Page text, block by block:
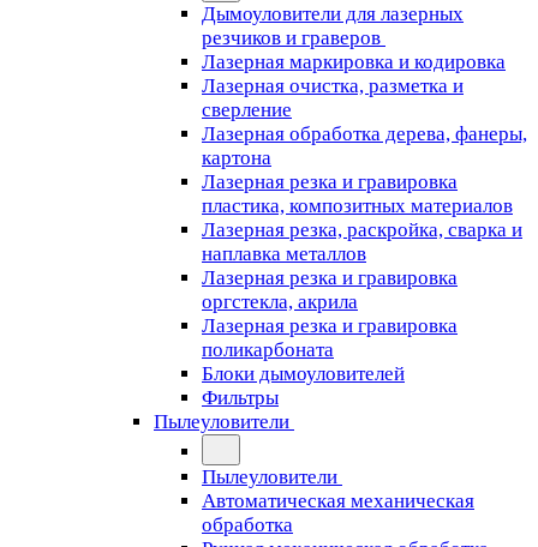
Дымоуловители для лазерных
резчиков и граверов
Лазерная маркировка и кодировка
Лазерная очистка, разметка и
сверление
Лазерная обработка дерева, фанеры,
картона
Лазерная резка и гравировка
пластика, композитных материалов
Лазерная резка, раскройка, сварка и
наплавка металлов
Лазерная резка и гравировка
оргстекла, акрила
Лазерная резка и гравировка
поликарбоната
Блоки дымоуловителей
Фильтры
Пылеуловители
Пылеуловители
Автоматическая механическая
обработка